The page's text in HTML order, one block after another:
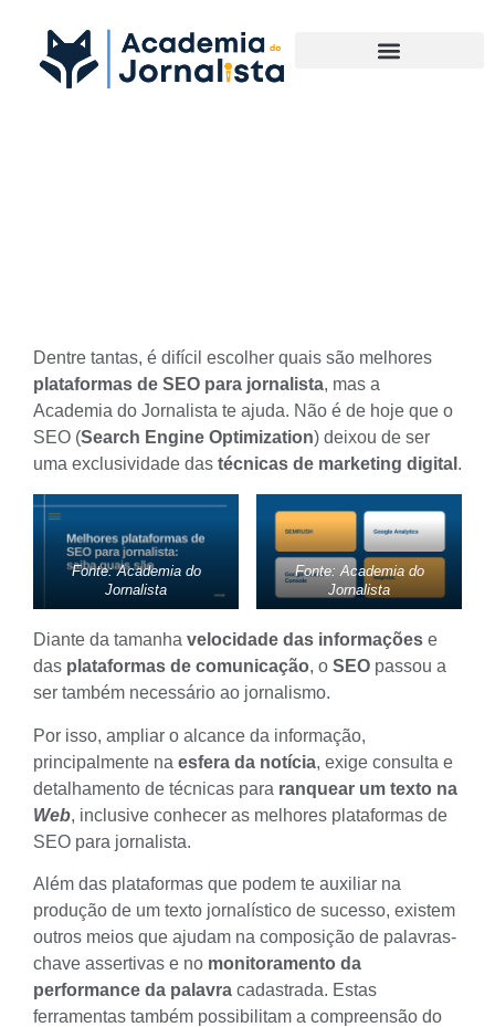
Dentre tantas, é difícil escolher quais são melhores
plataformas de SEO para jornalista, mas a
Academia do Jornalista te ajuda. Não é de hoje que o
SEO (Search Engine Optimization) deixou de ser
uma exclusividade das técnicas de marketing digital .
Fonte: Academia do
Jornalista
Fonte: Academia do
Jornalista
Diante da tamanha velocidade das informações e
das plataformas de comunicação, o SEO passou a
ser também necessário ao jornalismo.
Por isso, ampliar o alcance da informação,
principalmente na esfera da notícia, exige consulta e
detalhamento de técnicas para ranquear um texto na
Web, inclusive conhecer as melhores plataformas de
SEO para jornalista.
Além das plataformas que podem te auxiliar na
produção de um texto jornalístico de sucesso, existem
outros meios que ajudam na composição de palavras-
chave assertivas e no monitoramento da
performance da palavra cadastrada. Estas
ferramentas também possibilitam a compreensão do